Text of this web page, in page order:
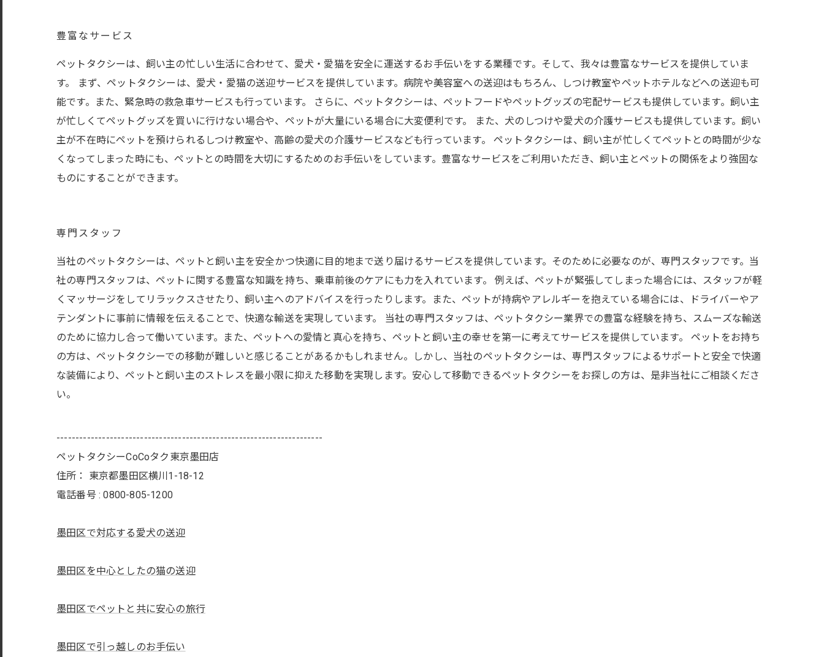
豊富なサービス
ペットタクシーは、飼い主の忙しい生活に合わせて、愛犬・愛猫を安全に運送するお手伝いをする業種です。そして、我々は豊富なサービスを提供していま
す。 まず、ペットタクシーは、愛犬・愛猫の送迎サービスを提供しています。病院や美容室への送迎はもちろん、しつけ教室やペットホテルなどへの送迎も可
能です。また、緊急時の救急車サービスも行っています。 さらに、ペットタクシーは、ペットフードやペットグッズの宅配サービスも提供しています。飼い主
が忙しくてペットグッズを買いに行けない場合や、ペットが大量にいる場合に大変便利です。 また、犬のしつけや愛犬の介護サービスも提供しています。飼い
主が不在時にペットを預けられるしつけ教室や、高齢の愛犬の介護サービスなども行っています。 ペットタクシーは、飼い主が忙しくてペットとの時間が少な
くなってしまった時にも、ペットとの時間を大切にするためのお手伝いをしています。豊富なサービスをご利用いただき、飼い主とペットの関係をより強固な
ものにすることができます。
専門スタッフ
当社のペットタクシーは、ペットと飼い主を安全かつ快適に目的地まで送り届けるサービスを提供しています。そのために必要なのが、専門スタッフです。当
社の専門スタッフは、ペットに関する豊富な知識を持ち、乗車前後のケアにも力を入れています。 例えば、ペットが緊張してしまった場合には、スタッフが軽
くマッサージをしてリラックスさせたり、飼い主へのアドバイスを行ったりします。また、ペットが持病やアレルギーを抱えている場合には、ドライバーやア
テンダントに事前に情報を伝えることで、快適な輸送を実現しています。 当社の専門スタッフは、ペットタクシー業界での豊富な経験を持ち、スムーズな輸送
のために協力し合って働いています。また、ペットへの愛情と真心を持ち、ペットと飼い主の幸せを第一に考えてサービスを提供しています。 ペットをお持ち
の方は、ペットタクシーでの移動が難しいと感じることがあるかもしれません。しかし、当社のペットタクシーは、専門スタッフによるサポートと安全で快適
な装備により、ペットと飼い主のストレスを最小限に抑えた移動を実現します。安心して移動できるペットタクシーをお探しの方は、是非当社にご相談くださ
い。
----------------------------------------------------------------------
ペットタクシーCoCoタク東京墨田店
住所： 東京都墨田区横川1-18-12
電話番号 :0800-805-1200
墨田区で対応する愛犬の送迎
墨田区を中心としたの猫の送迎
墨田区でペットと共に安心の旅行
墨田区で引っ越しのお手伝い